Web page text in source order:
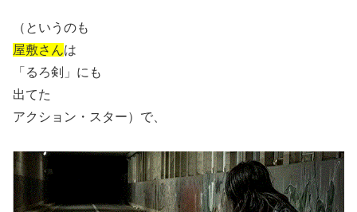
（というのも
屋敷さんは
「るろ剣」にも
出てた
アクション・スター）で、